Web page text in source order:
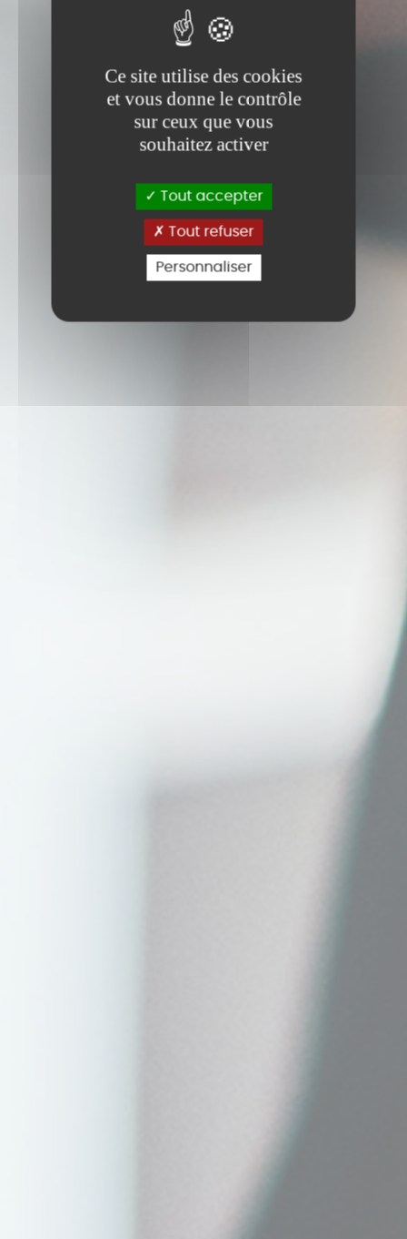
Ce site utilise des cookies
et vous donne le contrôle
sur ceux que vous
souhaitez activer
Tout accepter
Tout refuser
Personnaliser